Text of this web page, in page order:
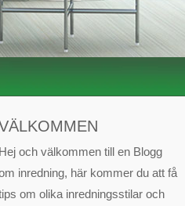
Hej och välkommen till en Blogg
inredning, här kommer du att få
om olika inredningsstilar och